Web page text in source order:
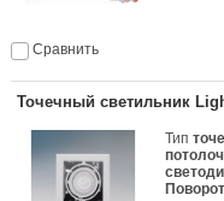
Сравнить
Точечный светильник
Тип